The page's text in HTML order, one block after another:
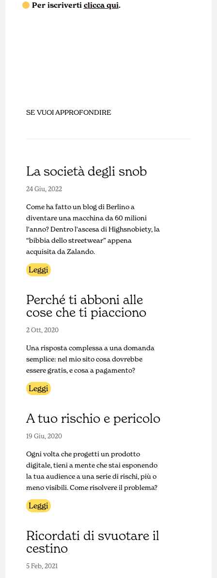
Per iscriverti clicca qui.
SE VUOI APPROFONDIRE
La società degli snob
24 Giu, 2022
Come ha fatto un blog di Berlino a
diventare una macchina da 60 milioni
l'anno? Dentro l'ascesa di Highsnobiety, la
“bibbia dello streetwear” appena
acquisita da Zalando.
Leggi
Perché ti abboni alle
cose che ti piacciono
2 Ott, 2020
Una risposta complessa a una domanda
semplice: nel mio sito cosa dovrebbe
essere gratis, e cosa a pagamento?
Leggi
A tuo rischio e pericolo
19 Giu, 2020
Ogni volta che progetti un prodotto
digitale, tieni a mente che stai esponendo
la tua audience a una serie di rischi, più o
meno visibili. Come risolvere il problema?
Leggi
Ricordati di svuotare il
cestino
5 Feb, 2021